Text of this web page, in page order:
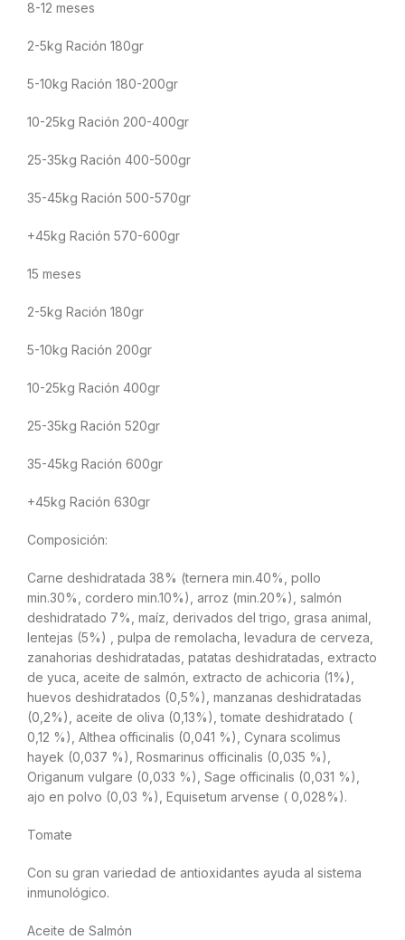
8-12 meses
2-5kg Ración 180gr
5-10kg Ración 180-200gr
10-25kg Ración 200-400gr
25-35kg Ración 400-500gr
35-45kg Ración 500-570gr
+45kg Ración 570-600gr
15 meses
2-5kg Ración 180gr
5-10kg Ración 200gr
10-25kg Ración 400gr
25-35kg Ración 520gr
35-45kg Ración 600gr
+45kg Ración 630gr
Composición:
Carne deshidratada 38% (ternera min.40%, pollo
min.30%, cordero min.10%), arroz (min.20%), salmón
deshidratado 7%, maíz, derivados del trigo, grasa animal,
lentejas (5%) , pulpa de remolacha, levadura de cerveza,
zanahorias deshidratadas, patatas deshidratadas, extracto
de yuca, aceite de salmón, extracto de achicoria (1%),
huevos deshidratados (0,5%), manzanas deshidratadas
(0,2%), aceite de oliva (0,13%), tomate deshidratado (
0,12 %), Althea officinalis (0,041 %), Cynara scolimus
hayek (0,037 %), Rosmarinus officinalis (0,035 %),
Origanum vulgare (0,033 %), Sage officinalis (0,031 %),
ajo en polvo (0,03 %), Equisetum arvense ( 0,028%).
Tomate
Con su gran variedad de antioxidantes ayuda al sistema
inmunológico.
Aceite de Salmón